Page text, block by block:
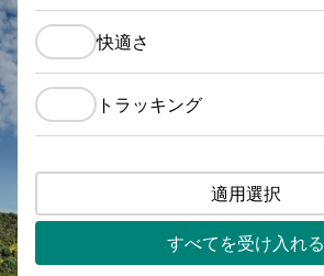
快適さ
トラッキング
適用選択
すべてを受け入れる